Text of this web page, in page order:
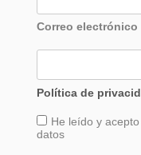
Correo electrónico
Política de
He leído y
datos